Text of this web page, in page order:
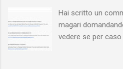
Hai scritto un
magari
vedere se per
nessuna voce del